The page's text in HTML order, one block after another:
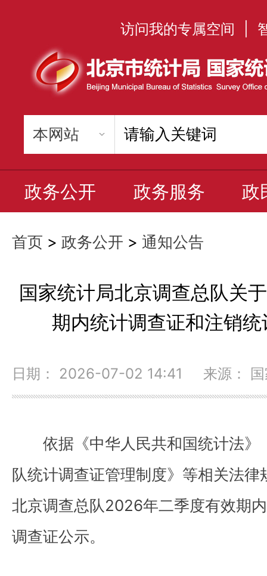
访问我的专属空间
政务公开 政务服务 政
首页 > 政务公开 > 通知公告
国家统计局北京调查总队关
期内统计调查证和注销
日期： 2026-07-02 14:41 来源： 国
依据《中华人民共和国统计法
队统计调查证管理制度》等相关法
北京调查总队2026年二季度有效期
调查证公示。